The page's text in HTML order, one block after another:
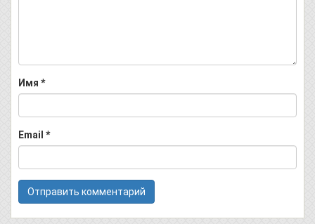
Имя *
Email *